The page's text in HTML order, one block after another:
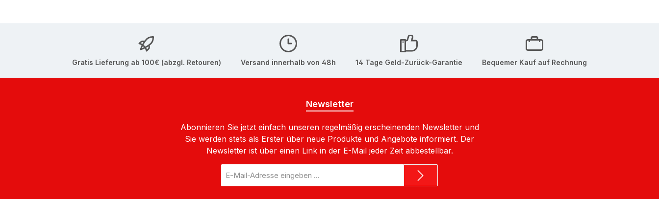
Gratis Lieferung ab 100€ (abzgl. Retouren) Versand innerhalb von 48h 14 Tage Geld-Zurück-Garantie Bequemer Kauf auf Rechnung
Newsletter
Abonnieren Sie jetzt einfach unseren regelmäßig erscheinenden Newsletter und
Sie werden stets als Erster über neue Produkte und Angebote informiert. Der
Newsletter ist über einen Link in der E-Mail jeder Zeit abbestellbar.
Mail-